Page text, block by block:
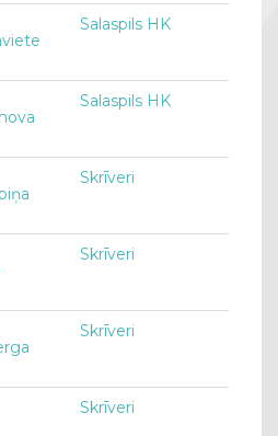
Salaspils HK
Salaspils HK
Skrīveri
Skrīveri
Skrīveri
Skrīveri